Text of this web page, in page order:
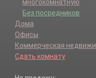
многокомнатную
Без посредников
Дома
Офисы
Коммерческая
Сдать комнату